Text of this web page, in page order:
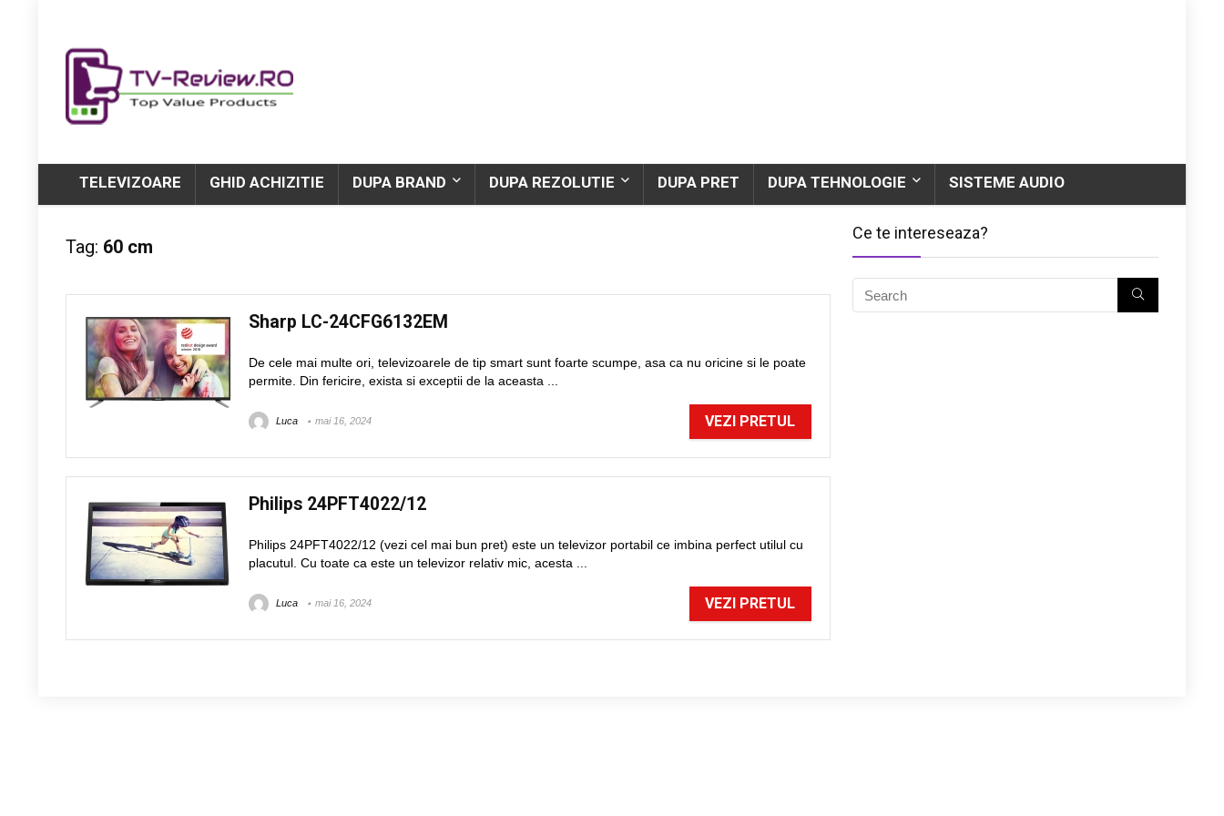
TELEVIZOARE GHID ACHIZITIE DUPA BRAND DUPA REZOLUTIE DUPA PRET DUPA TEHNOLOGIE SISTEME AUDIO
Tag: 60 cm
Sharp LC-24CFG6132EM
De cele mai multe ori, televizoarele de tip smart sunt foarte scumpe, asa ca nu oricine si le poate
permite. Din fericire, exista si exceptii de la aceasta ...
Luca mai 16, 2024 VEZI PRETUL
Philips 24PFT4022/12
Philips 24PFT4022/12 (vezi cel mai bun pret) este un televizor portabil ce imbina perfect utilul cu
placutul. Cu toate ca este un televizor relativ mic, acesta ...
Luca mai 16, 2024 VEZI PRETUL
Ce te intereseaza?